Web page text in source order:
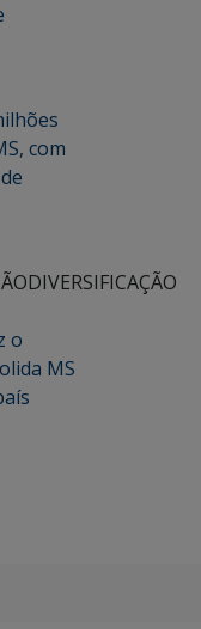
com
DIVERSIFICAÇÃO
o
MS